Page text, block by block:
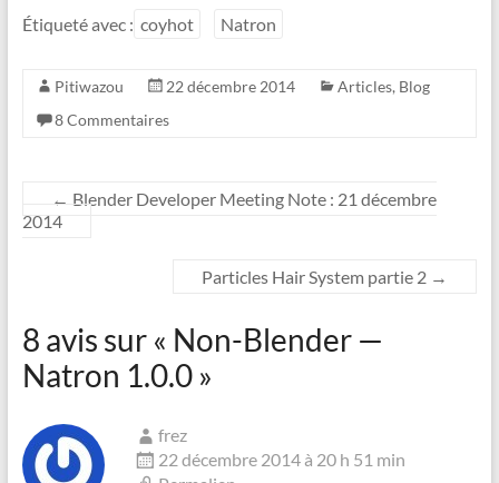
t
t
r
e
k
Étiqueté avec : coyhot Natron
Pitiwazou 22 décembre 2014 Articles, Blog
8 Commentaires
← Blender Developer Meeting Note : 21 décembre
2014
Particles Hair System partie 2 →
8 avis sur « Non-Blender —
Natron 1.0.0»
frez
22 décembre 2014 à 20 h 51 min